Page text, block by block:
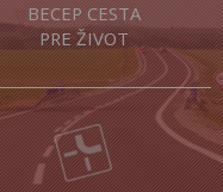
BECEP CESTA
PRE ŽIVOT